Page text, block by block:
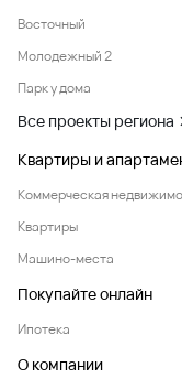
Восточный
Молодежный 2
Парк у дома
Все проекты региона
Квартиры и
Коммерческая
Квартиры
Машино-места
Покупайте онлайн
Ипотека
О компании